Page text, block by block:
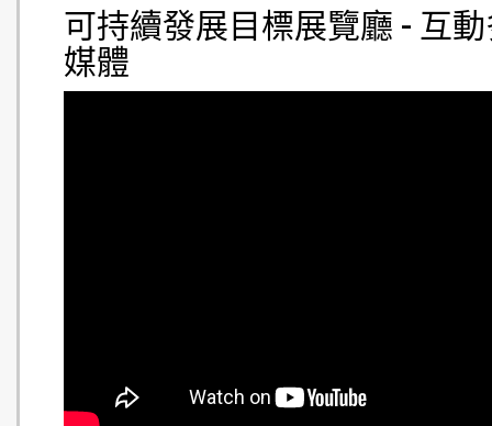
可持續發展目標展覽廳 - 互
媒體